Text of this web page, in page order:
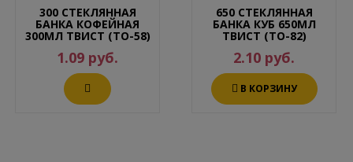
300 СТЕКЛЯННАЯ
БАНКА КОФЕЙНАЯ
300МЛ ТВИСТ (ТО-58)
1.09 руб.
650 СТЕКЛЯННАЯ
БАНКА КУБ 650МЛ
ТВИСТ (ТО-82)
2.10 руб.
В КОРЗИНУ